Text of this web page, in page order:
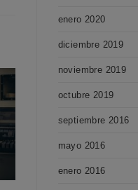
enero 2020
diciembre 2019
noviembre 2019
octubre 2019
septiembre 2016
mayo 2016
enero 2016